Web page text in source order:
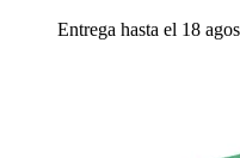
Entrega hasta el 18